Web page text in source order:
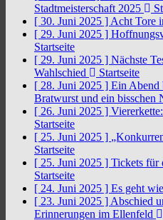
Stadtmeisterschaft 2025
[ 30. Juni 2025 ] Acht Tore
[ 29. Juni 2025 ]
Startseite
[ 29. Juni 2025 ] Nächste
Wahlschied
Startseite
[ 28. Juni 2025 ] Ein Abend
Bratwurst und ein bisschen
[ 26. Juni 2025 ]
Startseite
[ 25. Juni 2025 ]
Startseite
[ 25. Juni 2025 ] Tickets für
Startseite
[ 24. Juni 2025 ] Es geht
[ 23. Juni 2025 ] Abschied
Erinnerungen im Ellenfeld